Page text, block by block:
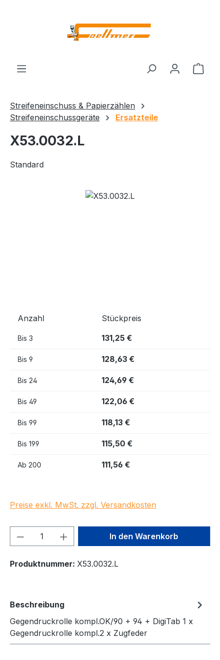
Streifeneinschuss & Papierzählen
Streifeneinschussgeräte
Ersatzteile
X53.0032.L
Standard
Bildergalerie überspringen
Anzahl Stückpreis
Bis 3 131,25 €
Bis 9 128,63 €
Bis 24 124,69 €
Bis 49 122,06 €
Bis 99 118,13 €
Bis 199 115,50 €
Ab 200 111,56 €
Preise exkl. MwSt. zzgl. Versandkosten
Produkt Anzahl: Gib denIn den Warenkorb
Produktnummer: X53.0032.L
Beschreibung
Gegendruckrolle kompl.OK/90 + 94 + DigiTab 1 x
Gegendruckrolle kompl.2 x Zugfeder